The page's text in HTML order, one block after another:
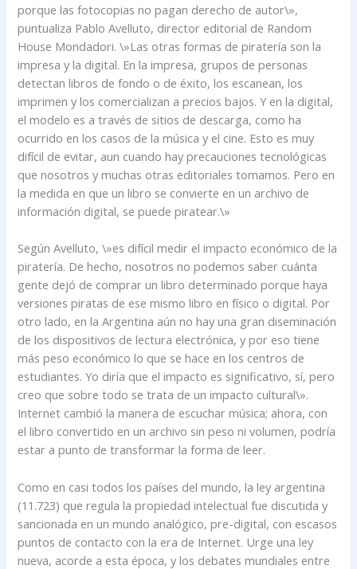
porque las fotocopias no pagan derecho de autor\»,
puntualiza Pablo Avelluto, director editorial de Random
House Mondadori. \»Las otras formas de piratería son la
impresa y la digital. En la impresa, grupos de personas
detectan libros de fondo o de éxito, los escanean, los
imprimen y los comercializan a precios bajos. Y en la digital,
el modelo es a través de sitios de descarga, como ha
ocurrido en los casos de la música y el cine. Esto es muy
difícil de evitar, aun cuando hay precauciones tecnológicas
que nosotros y muchas otras editoriales tomamos. Pero en
la medida en que un libro se convierte en un archivo de
información digital, se puede piratear.\»
Según Avelluto, \»es difícil medir el impacto económico de la
piratería. De hecho, nosotros no podemos saber cuánta
gente dejó de comprar un libro determinado porque haya
versiones piratas de ese mismo libro en físico o digital. Por
otro lado, en la Argentina aún no hay una gran diseminación
de los dispositivos de lectura electrónica, y por eso tiene
más peso económico lo que se hace en los centros de
estudiantes. Yo diría que el impacto es significativo, sí, pero
creo que sobre todo se trata de un impacto cultural\».
Internet cambió la manera de escuchar música; ahora, con
el libro convertido en un archivo sin peso ni volumen, podría
estar a punto de transformar la forma de leer.
Como en casi todos los países del mundo, la ley argentina
(11.723) que regula la propiedad intelectual fue discutida y
sancionada en un mundo analógico, pre-digital, con escasos
puntos de contacto con la era de Internet. Urge una ley
nueva, acorde a esta época, y los debates mundiales entre